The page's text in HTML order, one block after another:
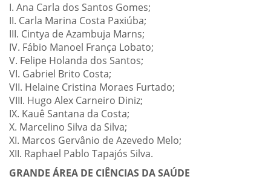
I. Ana Carla dos Santos Gomes;
II. Carla Marina Costa Paxiúba;
III. Cintya de Azambuja Marns;
IV. Fábio Manoel França Lobato;
V. Felipe Holanda dos Santos;
VI. Gabriel Brito Costa;
VII. Helaine Cristina Moraes Furtado;
VIII. Hugo Alex Carneiro Diniz;
IX. Kauê Santana da Costa;
X. Marcelino Silva da Silva;
XI. Marcos Gervânio de Azevedo Melo;
XII. Raphael Pablo Tapajós Silva.
GRANDE ÁREA DE CIÊNCIAS DA SAÚDE